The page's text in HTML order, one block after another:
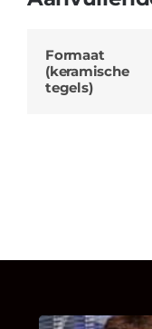
Formaat
(keramische
tegels)